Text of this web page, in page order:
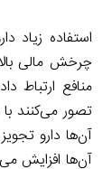
استفاده زیاد
چرخش مالی
منافع ارتباط
تصور می‌کنند با
آن‌ها دارو
آن‌ها افزایش